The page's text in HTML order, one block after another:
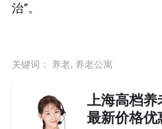
治”。
关键词： 养老, 养老公寓
上海高档养
最新价格优